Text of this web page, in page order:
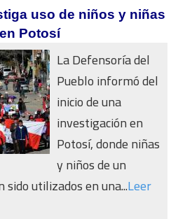
uso de niños y niñas
Potosí
La Defensoría del
Pueblo informó del
inicio de una
investigación en
Potosí, donde niñas
y niños de un
utilizados en una...Leer